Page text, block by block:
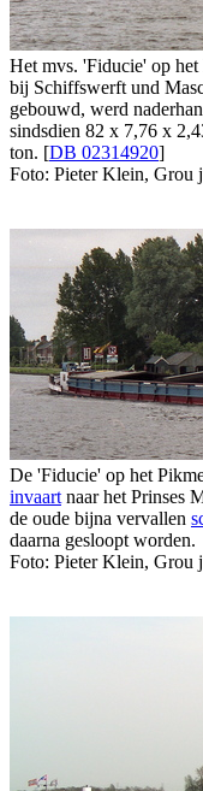
Het mvs. 'Fiducie' op
bij Schiffswerft und
gebouwd, werd
sindsdien 82 x 7,76 x
ton. [DB 02314920]
Foto: Pieter Klein, Grou
De 'Fiducie' op het
invaart naar het Prinses
de oude bijna vervallen
daarna gesloopt worden.
Foto: Pieter Klein, Grou